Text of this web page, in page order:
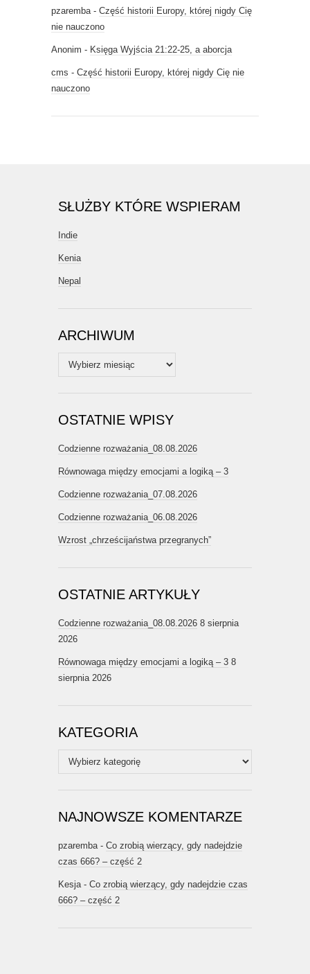
pzaremba - Część historii Europy, której nigdy Cię
nie nauczono
Anonim - Księga Wyjścia 21:22-25, a aborcja
cms - Część historii Europy, której nigdy Cię nie
nauczono
SŁUŻBY KTÓRE WSPIERAM
Indie
Kenia
Nepal
ARCHIWUM
Archiwum
OSTATNIE WPISY
Codzienne rozważania_08.08.2026
Równowaga między emocjami a logiką – 3
Codzienne rozważania_07.08.2026
Codzienne rozważania_06.08.2026
Wzrost „chrześcijaństwa przegranych”
OSTATNIE ARTYKUŁY
Codzienne rozważania_08.08.2026 8 sierpnia
2026
Równowaga między emocjami a logiką – 3 8
sierpnia 2026
KATEGORIA
Kategoria
NAJNOWSZE KOMENTARZE
pzaremba - Co zrobią wierzący, gdy nadejdzie
czas 666? – część 2
Kesja - Co zrobią wierzący, gdy nadejdzie czas
666? – część 2